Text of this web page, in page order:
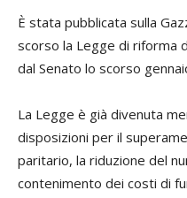
È stata pubblicata sulla
scorso la Legge di riforma
dal Senato lo scorso
La Legge è già divenuta
disposizioni per il
paritario, la riduzione del
contenimento dei costi di